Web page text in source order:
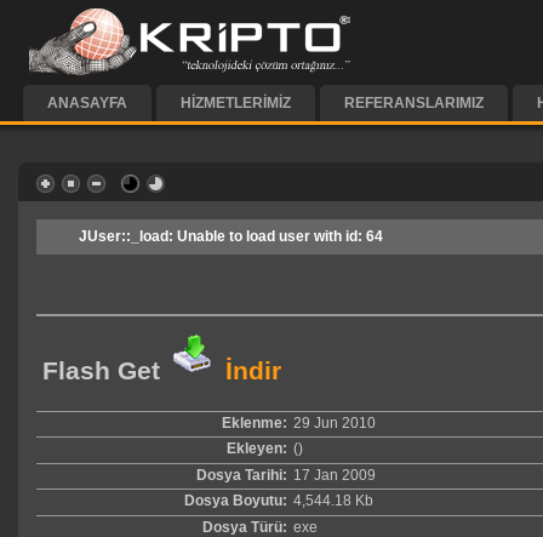
ANASAYFA HIZMETLERIMIZ REFERANSLARIMIZ
JUser::_load: Unable to load user with id: 64
Flash Get İndir
Eklenme: 29 Jun 2010
Ekleyen: ()
Dosya Tarihi: 17 Jan 2009
Dosya Boyutu: 4,544.18 Kb
Dosya Türü: exe